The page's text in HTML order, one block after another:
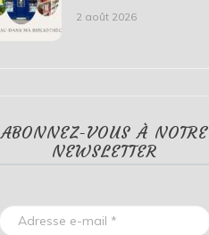
2 août 2026
ABONNEZ-VOUS À NOTRE
NEWSLETTER